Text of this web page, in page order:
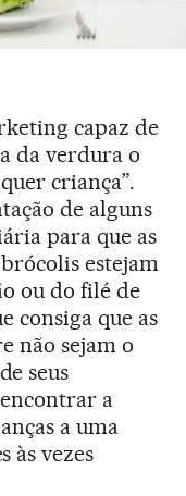
capaz de
da verdura o
criança”.
de alguns
para que as
estejam
ou do filé de
consiga que as
não sejam o
seus
a
a uma
às vezes